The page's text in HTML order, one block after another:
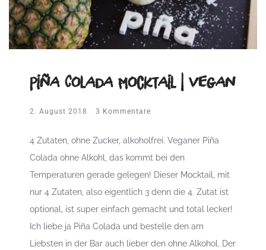
Piña Colada Mocktail | vegan
2. August 2018 3 Kommentare
4 Zutaten, ohne Zucker, alkoholfrei. Veganer Piña
Colada ohne Alkohl, das kommt bei den
Temperaturen gerade gelegen! Dieser Mocktail, mit
nur 4 Zutaten, also eigentlich 3 denn die 4. Zutat ist
optional, ist super einfach gemacht und total lecker!
Ich liebe ja Piña Colada und bestelle den am
Liebsten in der Bar auch lieber den ohne Alkohol. Der